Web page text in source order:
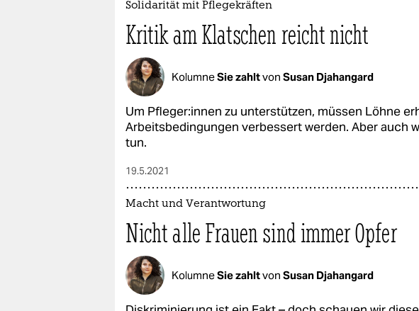
Solidarität mit Pflegekräften
Kritik am Klatschen reicht nicht
KolumneSie zahltvon Susan Djahangard
Um Pfle­ge­r:in­nen zu unterstützen, müssen Löhne
Arbeitsbedingungen verbessert werden. Aber auch
tun.
19.5.2021
Macht und Verantwortung
Nicht alle Frauen sind immer Opfer
KolumneSie zahltvon Susan Djahangard